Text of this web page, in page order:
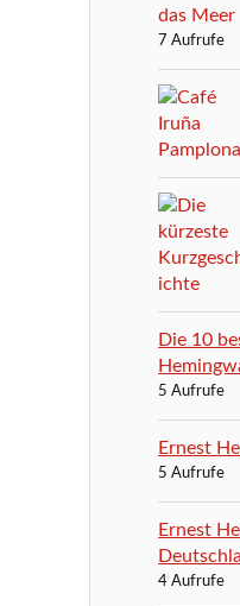
7 Aufrufe
Die 10
5 Aufrufe
Ernest
5 Aufrufe
Ernest
4 Aufrufe